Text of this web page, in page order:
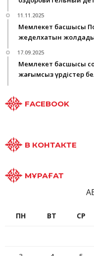
11.11.2025
Мемлекет басшысы
жеделхатын
17.09.2025
Мемлекет басшысы
жағымсыз үрдістер
FACEBOOK
В КОНТАКТЕ
МҰРАҒАТ
ПН ВТ СР